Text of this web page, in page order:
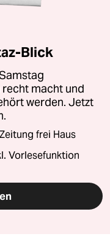
Blick
macht und
werden. Jetzt
frei Haus
Vorlesefunktion